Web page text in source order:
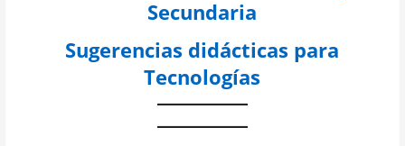
Secundaria
Sugerencias didácticas para
Tecnologías